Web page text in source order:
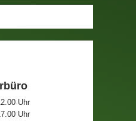
Uhr
Uhr